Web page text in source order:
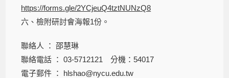
https://forms.gle/2YCjeuQ4tztNUNzQ8
六、檢附研討會海報1份。
聯絡人 ： 邵慧琳
聯絡電話 ： 03-5712121 分機：54017
電子郵件 ： hlshao@nycu.edu.tw